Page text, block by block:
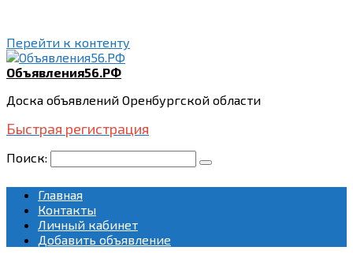
Перейти к контенту
Объявления56.РФ
Доска объявлений Оренбургской области
Быстрая регистрация
Поиск:
Главная
Контакты
Личный кабинет
Добавить объявление